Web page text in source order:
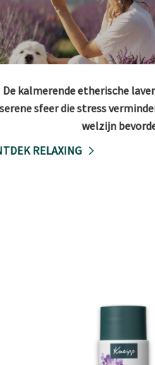
De kalmerende etherische
serene sfeer die stress
welzijn
RELAXING